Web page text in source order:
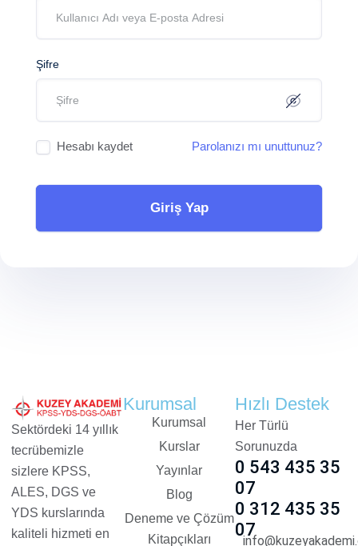
Şifre
Hesabı kaydet Parolanızı mı unuttunuz?
Giriş Yap
Sektördeki 14 yıllık
tecrübemizle
sizlere KPSS,
ALES, DGS ve
YDS kurslarında
kaliteli hizmeti en
Kurumsal
Kurumsal
Kurslar
Yayınlar
Blog
Deneme ve Çözüm
Kitapçıkları
Hızlı Destek
Her Türlü
Sorunuzda
0 543 435 35
07
0 312 435 35
07